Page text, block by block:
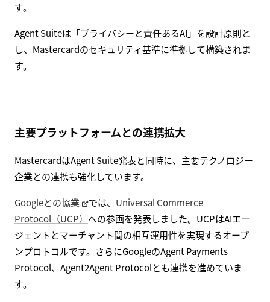
す。
Agent Suiteは「プライバシーと責任あるAI」を設計原則と
し、Mastercardのセキュリティ基準に準拠して構築されま
す。
主要プラットフォームとの連携拡大
MastercardはAgent Suite発表と同時に、主要テクノロジー
企業との連携も強化しています。
Googleとの協業 では、 Universal Commerce
Protocol（UCP） への参画を発表しました。UCPはAIエー
ジェントとマーチャント間の相互運用性を実現するオープ
ンプロトコルです。さらにGoogleのAgent Payments
Protocol、Agent2Agent Protocolとも連携を進めていま
す。